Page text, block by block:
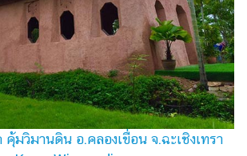
คุ้มวิมานดิน อ.คลองเขื่อน จ.ฉะเชิงเทรา